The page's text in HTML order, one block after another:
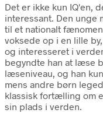
Det er ikke kun IQ'en,
interessant. Den unge
til et nationalt
voksede op i en lille
og interesseret i
begyndte han at læse
læseniveau, og han
mens andre børn
klassisk fortælling om
sin plads i verden.